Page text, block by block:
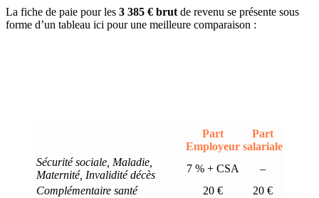
La fiche de paie pour les 3 385 € brut de revenu se présente sous
forme d’un tableau ici pour une meilleure comparaison :
Part
Employeur
Part
salariale
Sécurité sociale, Maladie,
Maternité, Invalidité décès
7 % + CSA
–
Complémentaire santé
20 € 20 €